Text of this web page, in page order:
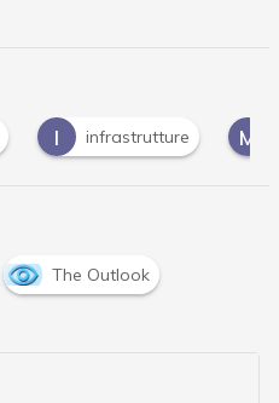
I infrastrutture M
The Outlook